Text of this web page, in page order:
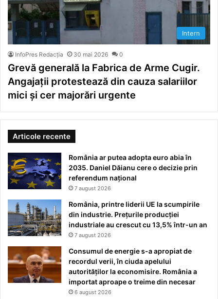
Intern
InfoPres Redacția 30 mai 2026 0
Grevă generală la Fabrica de Arme Cugir.
Angajații protestează din cauza salariilor
mici și cer majorări urgente
Articole recente
România ar putea adopta euro abia în
2035. Daniel Dăianu cere o decizie prin
referendum național
7 august 2026
România, printre liderii UE la scumpirile
din industrie. Prețurile producției
industriale au crescut cu 13,5% într-un an
7 august 2026
Consumul de energie s-a apropiat de
recordul verii, în ciuda apelului
autorităților la economisire. România a
importat aproape o treime din necesar
6 august 2026